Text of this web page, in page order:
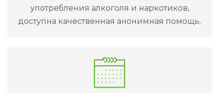
употребления алкоголя и наркотиков,
доступна качественная анонимная помощь.